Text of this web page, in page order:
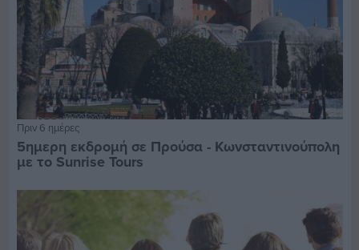
Πριν 6 ημέρες
5ημερη εκδρομή σε Προύσα - Κωνσταντινούπολη
με το Sunrise Tours